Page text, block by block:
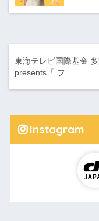
東海テレビ国際基金
presents「 フ…
Instagram